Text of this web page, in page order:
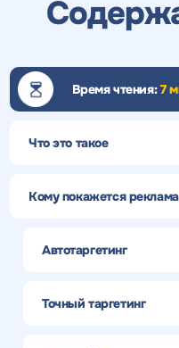
Время чтения:7
Что это такое
Кому покажется реклама
Автотаргетинг
Точный таргетинг